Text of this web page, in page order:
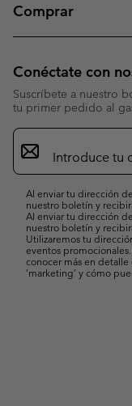
Comprar
Conéctate con
Suscríbete a nuestro
tu primer pedido al
Suscripción
de
correo
Al enviar tu dirección
nuestro boletín y
Al enviar tu dirección
nuestro boletín y
Utilizaremos tu
eventos
conocer más en
’marketing’ y cómo